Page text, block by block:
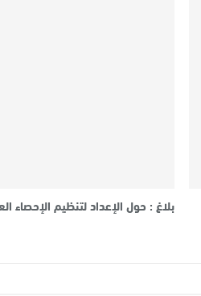
بلاغ : حول الإعداد لتنظيم الإحصاء